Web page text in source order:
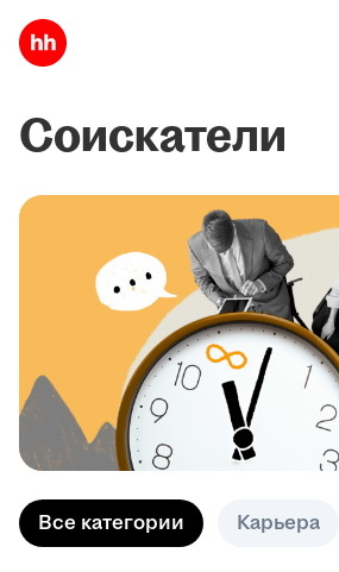
Соискатели
Все категории Карьера